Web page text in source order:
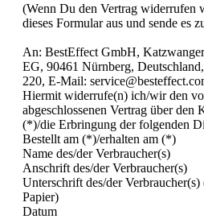
(Wenn Du den Vertrag widerrufen
dieses Formular aus und sende es
An: BestEffect GmbH,
EG, 90461 Nürnberg,
220, E-Mail:
Hiermit widerrufe(n) ich/wir den
abgeschlossenen Vertrag über den
(*)/die Erbringung der folgenden
Bestellt am (*)/erhalten am (*)
Name des/der Verbraucher(s)
Anschrift des/der Verbraucher(s)
Unterschrift des/der
Papier)
Datum